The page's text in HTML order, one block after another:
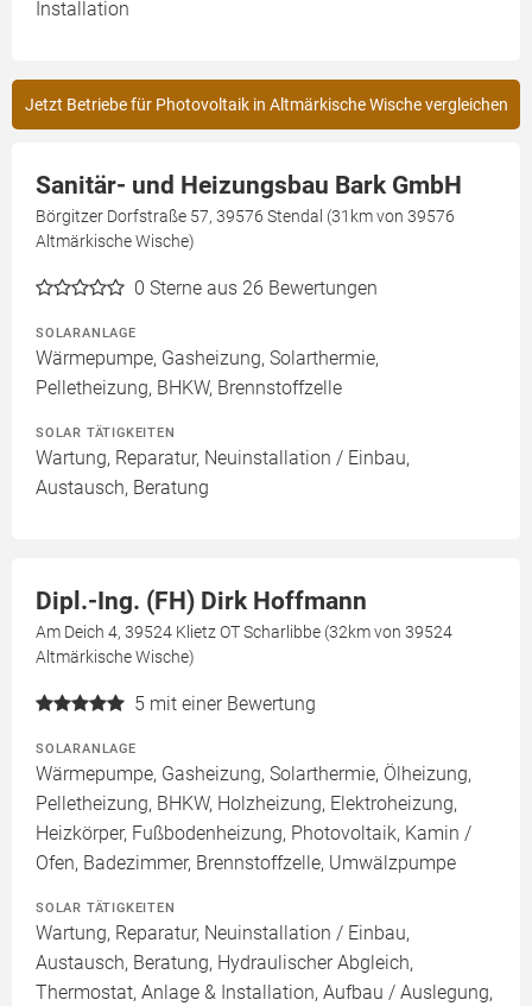
Installation
Jetzt Betriebe für Photovoltaik in Altmärkische Wische vergleichen
Sanitär- und Heizungsbau Bark GmbH
Börgitzer Dorfstraße 57, 39576 Stendal (31km von 39576
Altmärkische Wische)
0 Sterne aus 26 Bewertungen
SOLARANLAGE
Wärmepumpe, Gasheizung, Solarthermie,
Pelletheizung, BHKW, Brennstoffzelle
SOLAR TÄTIGKEITEN
Wartung, Reparatur, Neuinstallation / Einbau,
Austausch, Beratung
Dipl.-Ing. (FH) Dirk Hoffmann
Am Deich 4, 39524 Klietz OT Scharlibbe (32km von 39524
Altmärkische Wische)
5 mit einer Bewertung
SOLARANLAGE
Wärmepumpe, Gasheizung, Solarthermie, Ölheizung,
Pelletheizung, BHKW, Holzheizung, Elektroheizung,
Heizkörper, Fußbodenheizung, Photovoltaik, Kamin /
Ofen, Badezimmer, Brennstoffzelle, Umwälzpumpe
SOLAR TÄTIGKEITEN
Wartung, Reparatur, Neuinstallation / Einbau,
Austausch, Beratung, Hydraulischer Abgleich,
Thermostat, Anlage & Installation, Aufbau / Auslegung,